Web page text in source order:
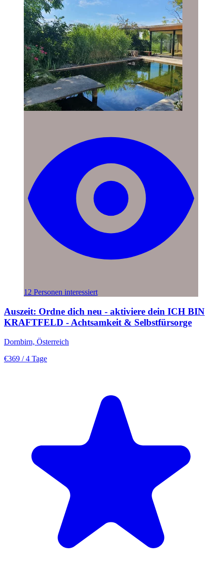
12 Personen interessiert
Auszeit: Ordne dich neu - aktiviere dein ICH BIN
KRAFTFELD - Achtsamkeit & Selbstfürsorge
Dornbirn, Österreich
€369 / 4 Tage